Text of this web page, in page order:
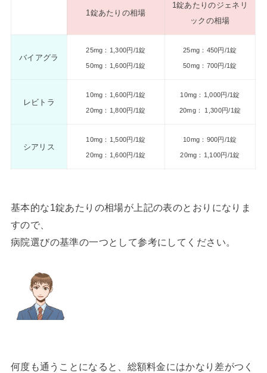
1錠あたりの相場
1錠あたりのジェネリ
ックの相場
バイアグラ
25mg：1,300円/1錠
50mg：1,600円/1錠
25mg：450円/1錠
50mg：700円/1錠
レビトラ
10mg：1,600円/1錠
20mg：1,800円/1錠
10mg：1,000円/1錠
20mg： 1,300円/1錠
シアリス
10mg：1,500円/1錠
20mg：1,600円/1錠
10mg：900円/1錠
20mg：1,100円/1錠
基本的な1錠あたりの相場が上記の表のとおりになりま
すので、
病院選びの基準の一つとして参考にしてください。
何度も通うことになると、総額料金にはかなり差がつく